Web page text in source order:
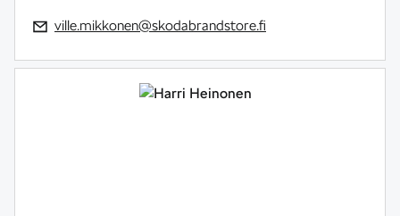
ville.mikkonen@skodabrandstore.fi